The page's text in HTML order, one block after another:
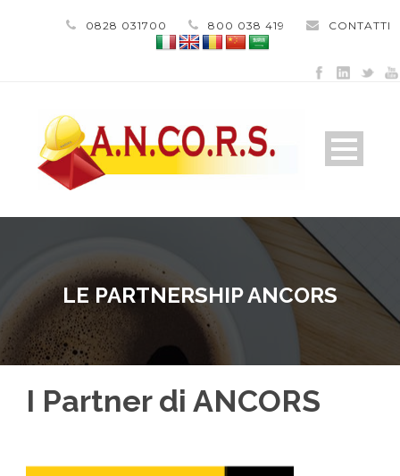
0828 031700 800 038 419 CONTATTI
LE PARTNERSHIP ANCORS
I Partner di ANCORS